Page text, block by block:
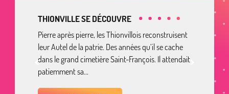
THIONVILLE SE DÉCOUVRE
Pierre après pierre, les Thionvillois reconstruisent
leur Autel de la patrie. Des années qu’il se cache
dans le grand cimetière Saint-François. Il attendait
patiemment sa...